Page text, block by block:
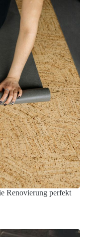
Renovierung perfekt